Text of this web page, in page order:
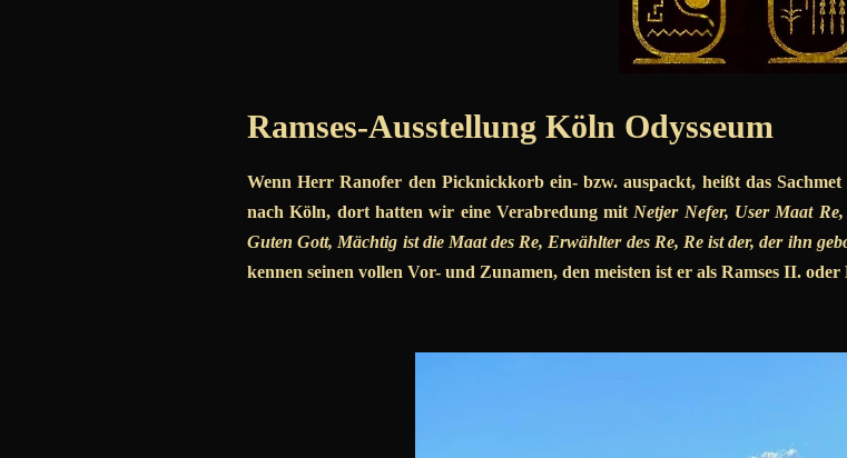
Ramses-Ausstellung Köln Odysseum
Wenn Herr Ranofer den Picknickkorb ein- bzw. auspackt, heißt das
nach Köln, dort hatten wir eine Verabredung mit Netjer Nefer, User Maat Re,
Guten Gott, Mächtig ist die Maat des Re, Erwählter des Re, Re ist der, der ihn
kennen seinen vollen Vor- und Zunamen, den meisten ist er als Ramses II.